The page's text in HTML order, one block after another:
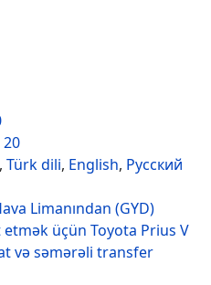
20
, Türk dili, English, Русский
Limanından (GYD)
etmək üçün Toyota Prius V
və səmərəli transfer